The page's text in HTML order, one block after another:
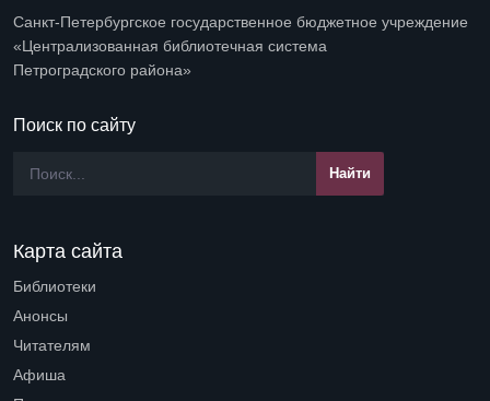
Санкт-Петербургское государственное бюджетное учреждение
«Централизованная библиотечная система
Петроградского района»
Поиск по сайту
Карта сайта
Библиотеки
Анонсы
Читателям
Афиша